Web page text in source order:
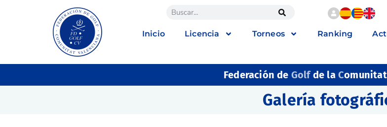
Inicio Licencia Torneos Ranking
Federación de Golfde la C
Galería